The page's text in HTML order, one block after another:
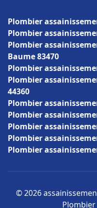
Plombier
Plombier
Plombier
Baume 83470
Plombier
Plombier
44360
Plombier
Plombier
Plombier
Plombier
Plombier
© 2026